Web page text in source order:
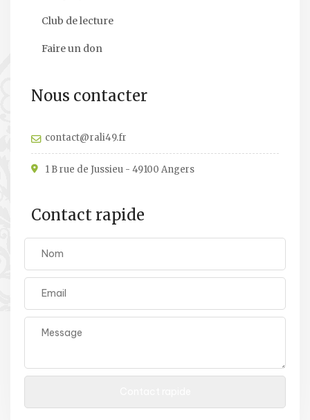
Club de lecture
Faire un don
Nous contacter
contact@rali49.fr
1 B rue de Jussieu - 49100 Angers
Contact rapide